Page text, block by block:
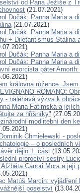
od Pána Ježíše z
(21.07.2021)
Dučák: Panna Maria a
(21.07.2021)
Dučák: Panna Maria a
+ Diletantismus Stalina
Dučák: Panna Maria a
Dučák: Panna Maria a
exorcista páter
královna růžence.
ROMANO:
- naléhavá výzva k
Maria Fatimská a
za hříšníky"
modlitební den
Chmielewski -
– o posledních
dějin 1. část
proroctví sestry
Alžběta Canori Mora a její
Matúš Marcin:
poselství